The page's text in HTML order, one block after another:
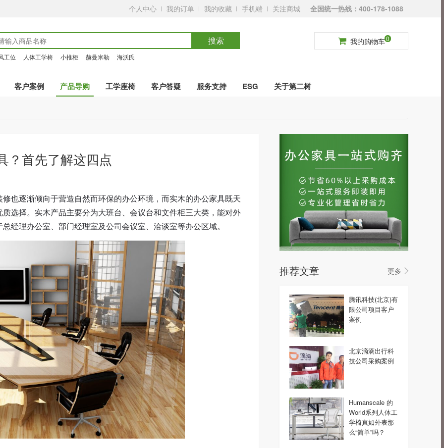
个人中心 我的订单 我的收藏 手机端 关注商城 全国统一热线：400-178-1088
搜索
工位 人体工学椅 小推柜 赫曼米勒 海沃氏
我的购物车0
客户案例 产品导购 工学座椅 客户答疑 服务支持 ESG 关于第二树
请登录 免费注册
？首先了解这四点
也逐渐倾向于营造自然而环保的办公环境，而实木的办公家具既天
选择。实木产品主要分为大班台、会议台和文件柜三大类，能对外
经理办公室、部门经理室及公司会议室、洽谈室等办公区域。
推荐文章 更多
腾讯科技(北京)有
限公司项目客户
案例
北京滴滴出行科
技公司采购案例
Humanscale 的
World系列人体工
学椅真如外表那
么“简单”吗？